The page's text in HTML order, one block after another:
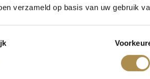
verzameld op basis van uw gebruik